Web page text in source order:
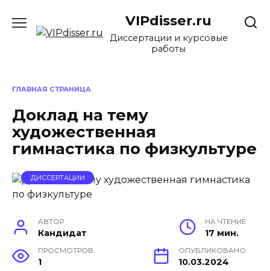
содержанию
VIPdisser.ru
Диссертации и курсовые
работы
ГЛАВНАЯ СТРАНИЦА
Доклад на тему
художественная
гимнастика по физкультуре
ДИССЕРТАЦИИ
АВТОР
Кандидат
НА ЧТЕНИЕ
17 мин.
ПРОСМОТРОВ
1
ОПУБЛИКОВАНО
10.03.2024